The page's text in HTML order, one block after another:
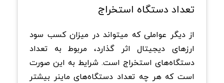
تعداد دستگاه استخراج
از دیگر عواملی که میتواند در میزان کسب سود
ارزهای دیجیتال اثر گذارد، مربوط به تعداد
دستگاه‌های استخراج است. شرایط به این صورت
است که هر چه تعداد دستگاه‌های ماینر بیشتر